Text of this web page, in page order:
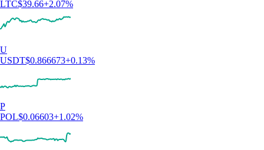
LTC$39.66+2.07%
U
USDT$0.866673+0.13%
P
POL$0.06603+1.02%